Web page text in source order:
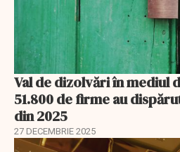
Val de dizolvări în mediul
51.800 de firme au
din 2025
27 DECEMBRIE 2025